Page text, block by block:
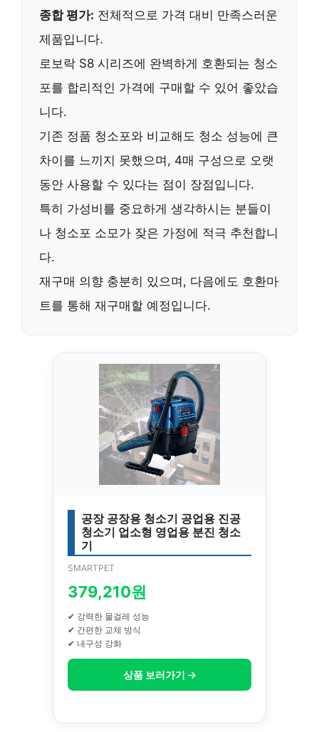
종합 평가: 전체적으로 가격 대비 만족스러운
제품입니다.
로보락 S8 시리즈에 완벽하게 호환되는 청소
포를 합리적인 가격에 구매할 수 있어 좋았습
니다.
기존 정품 청소포와 비교해도 청소 성능에 큰
차이를 느끼지 못했으며, 4매 구성으로 오랫
동안 사용할 수 있다는 점이 장점입니다.
특히 가성비를 중요하게 생각하시는 분들이
나 청소포 소모가 잦은 가정에 적극 추천합니
다.
재구매 의향 충분히 있으며, 다음에도 호환마
트 를 통해 재구매할 예정입니다.
공장 공장용 청소기 공업용 진공
청소기 업소형 영업용 분진 청소
기
SMARTPET
379,210원
✔ 강력한 물걸레 성능
✔ 간편한 교체 방식
✔ 내구성 강화
상품 보러가기 →